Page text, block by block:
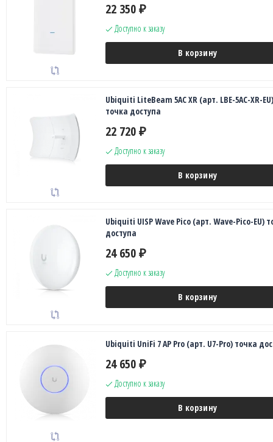
22 350 ₽
Доступно к заказу
В корзину
Ubiquiti LiteBeam 5AC XR (арт. LBE-5AC-XR-EU)
точка доступа
22 720 ₽
Доступно к заказу
В корзину
Ubiquiti UISP Wave Pico (арт. Wave-Pico-EU)
доступа
24 650 ₽
Доступно к заказу
В корзину
Ubiquiti UniFi 7 AP Pro (арт. U7-Pro) точка
24 650 ₽
Доступно к заказу
В корзину